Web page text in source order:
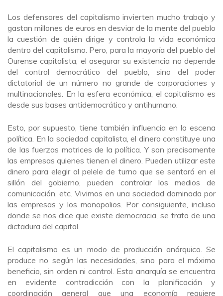
Los defensores del capitalismo invierten mucho trabajo y
gastan millones de euros en desviar de la mente del pueblo
la cuestión de quién dirige y controla la vida económica
dentro del capitalismo. Pero, para la mayoría del pueblo del
Ourense capitalista, el asegurar su existencia no depende
del control democrático del pueblo, sino del poder
dictatorial de un número no grande de corporaciones y
multinacionales. En la esfera económica, el capitalismo es
desde sus bases antidemocrático y antihumano.
Esto, por supuesto, tiene también influencia en la escena
política. En la sociedad capitalista, el dinero constituye una
de las fuerzas motrices de la política. Y son precisamente
las empresas quienes tienen el dinero. Pueden utilizar este
dinero para elegir al pelele de turno que se sentará en el
sillón del gobierno, pueden controlar los medios de
comunicación, etc. Vivimos en una sociedad dominada por
las empresas y los monopolios. Por consiguiente, incluso
donde se nos dice que existe democracia, se trata de una
dictadura del capital.
El capitalismo es un modo de producción anárquico. Se
produce no según las necesidades, sino para el máximo
beneficio, sin orden ni control. Esta anarquía se encuentra
en evidente contradicción con la planificación y
coordinación general que una economía requiere